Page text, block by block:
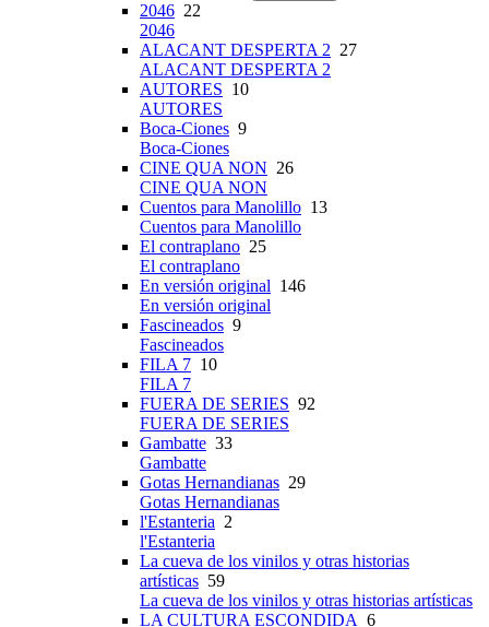
2046 22
2046
ALACANT DESPERTA 2 27
ALACANT DESPERTA 2
AUTORES 10
AUTORES
Boca-Ciones 9
Boca-Ciones
CINE QUA NON 26
CINE QUA NON
Cuentos para Manolillo 13
Cuentos para Manolillo
El contraplano 25
El contraplano
En versión original 146
En versión original
Fascineados 9
Fascineados
FILA 7 10
FILA 7
FUERA DE SERIES 92
FUERA DE SERIES
Gambatte 33
Gambatte
Gotas Hernandianas 29
Gotas Hernandianas
l'Estanteria 2
l'Estanteria
La cueva de los vinilos y otras historias
artísticas 59
La cueva de los vinilos y otras historias artísticas
LA CULTURA ESCONDIDA 6